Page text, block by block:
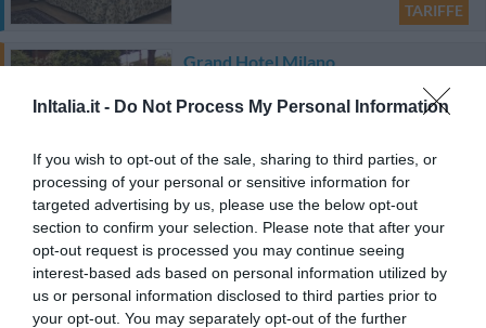
InItalia.it - Do Not Process My Personal Information
If you wish to opt-out of the sale, sharing to third parties, or
processing of your personal or sensitive information for
targeted advertising by us, please use the below opt-out
section to confirm your selection. Please note that after your
opt-out request is processed you may continue seeing
interest-based ads based on personal information utilized by
us or personal information disclosed to third parties prior to
your opt-out. You may separately opt-out of the further
TARIFFE
Grand Hotel Milano
6.54 kmdal centro
TARIFFE
Questo hotel ha TARIFFE PRIVATE InItalia Club!
Grand Hotel Admiral Palace
6.14 km dal centro
Eccellente 9.2/10